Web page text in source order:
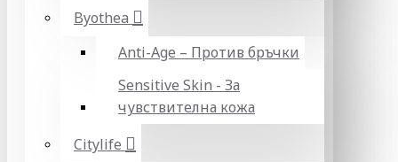
Byothea
Anti-Age – Против бръчки
Sensitive Skin - За
чувствителна кожа
Citylife